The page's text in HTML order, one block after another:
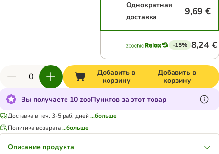
Однократная
доставка
9,69 €
-15% 8,24 €
Добавить в
корзину
Добавить в
корзину
Вы получаете 10 zooПунктов за этот товар
Доставка в теч. 3-5 раб. дней ...больше
Политика возврата...больше
Описание продукта